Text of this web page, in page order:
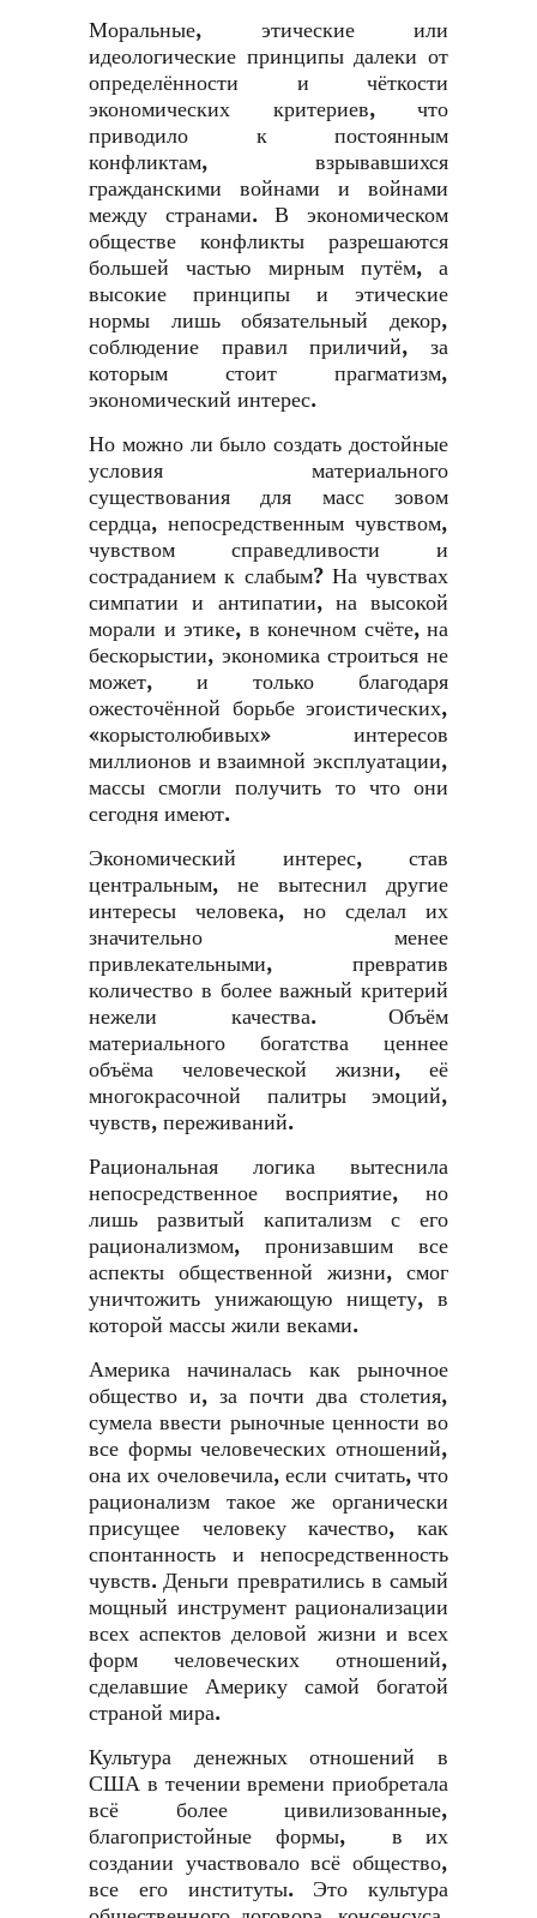
Моральные, этические или
идеологические принципы далеки от
определённости и чёткости
экономических критериев, что
приводило к постоянным
конфликтам, взрывавшихся
гражданскими войнами и войнами
между странами. В экономическом
обществе конфликты разрешаются
большей частью мирным путём, а
высокие принципы и этические
нормы лишь обязательный декор,
соблюдение правил приличий, за
которым стоит прагматизм,
экономический интерес.
Но можно ли было создать достойные
условия материального
существования для масс зовом
сердца, непосредственным чувством,
чувством справедливости и
состраданием к слабым? На чувствах
симпатии и антипатии, на высокой
морали и этике, в конечном счёте, на
бескорыстии, экономика строиться не
может, и только благодаря
ожесточённой борьбе эгоистических,
«корыстолюбивых» интересов
миллионов и взаимной эксплуатации,
массы смогли получить то что они
сегодня имеют.
Экономический интерес, став
центральным, не вытеснил другие
интересы человека, но сделал их
значительно менее
привлекательными, превратив
количество в более важный критерий
нежели качества. Объём
материального богатства ценнее
объёма человеческой жизни, её
многокрасочной палитры эмоций,
чувств, переживаний.
Рациональная логика вытеснила
непосредственное восприятие, но
лишь развитый капитализм с его
рационализмом, пронизавшим все
аспекты общественной жизни, смог
уничтожить унижающую нищету, в
которой массы жили веками.
Америка начиналась как рыночное
общество и, за почти два столетия,
сумела ввести рыночные ценности во
все формы человеческих отношений,
она их очеловечила, если считать, что
рационализм такое же органически
присущее человеку качество, как
спонтанность и непосредственность
чувств. Деньги превратились в самый
мощный инструмент рационализации
всех аспектов деловой жизни и всех
форм человеческих отношений,
сделавшие Америку самой богатой
страной мира.
Культура денежных отношений в
США в течении времени приобретала
всё более цивилизованные,
благопристойные формы, в их
создании участвовало всё общество,
все его институты. Это культура